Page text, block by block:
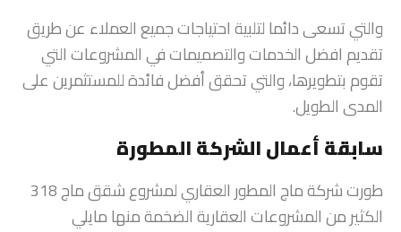
والتي تسعى دائما لتلبية احتياجات جميع العملاء عن طريق
تقديم افضل الخدمات والتصميمات في المشروعات التي
تقوم بتطويرها، والتي تحقق أفضل فائدة للمستثمرين على
المدى الطويل.
سابقة أعمال الشركة المطورة
طورت شركة ماج المطور العقاري لمشروع شقق ماج 318
الكثير من المشروعات العقارية الضخمة منها مايلي